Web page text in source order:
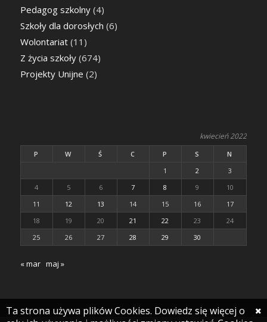
Pedagog szkolny(4)
Szkoły dla dorosłych (6)
Wolontariat(11)
Z życia szkoły(674)
Projekty Unijne (2)
kwiecień 2022
P W Ś C P S
N
1
2
3
4
5 6 7 8 9
10
11
12 13 14 15 16
17
18
19 20 21 22 23
24
25
26 27 28 29 30
« mar maj »
Ta strona używa plików Cookies. Dowiedz się więcej o